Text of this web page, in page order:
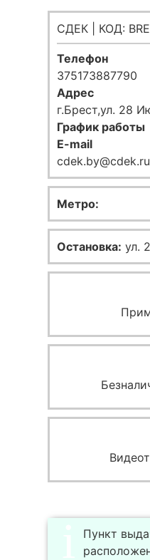
СДЕК | КОД:
Телефон
375173887790
Адрес
г.Брест,ул. 28
График работы
E-mail
cdek.by@cdek.ru
Метро:
Остановка: ул.
Пункт